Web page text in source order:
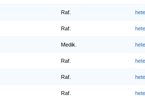
Raf.
Raf.
Medik.
Raf.
Raf.
Raf.